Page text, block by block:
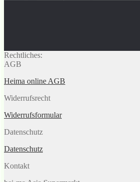
Rechtliches:
AGB
Heima online AGB
Widerrufsrecht
Widerrufsformular
Datenschutz
Datenschutz
Kontakt